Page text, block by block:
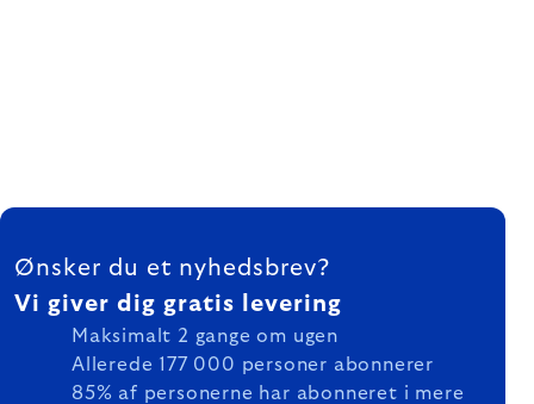
FOOTER
Ønsker du et nyhedsbrev?
Vi giver dig gratis levering
Maksimalt 2 gange om ugen
Allerede 177 000 personer abonnerer
85% af personerne har abonneret i mere